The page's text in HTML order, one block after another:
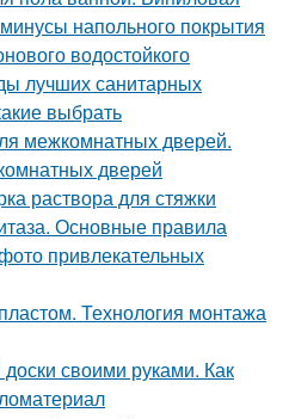
напольного покрытия
водостойкого
лучших санитарных
выбрать
межкомнатных дверей.
дверей
раствора для стяжки
Основные правила
привлекательных
Технология монтажа
своими руками. Как